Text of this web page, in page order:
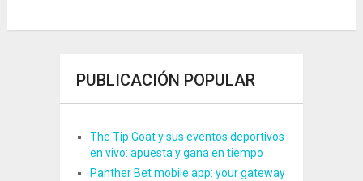
PUBLICACIÓN POPULAR
The Tip Goat y sus eventos deportivos
en vivo: apuesta y gana en tiempo
Panther Bet mobile app: your gateway